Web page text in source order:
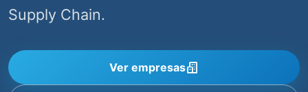
Supply Chain.
Ver empresas